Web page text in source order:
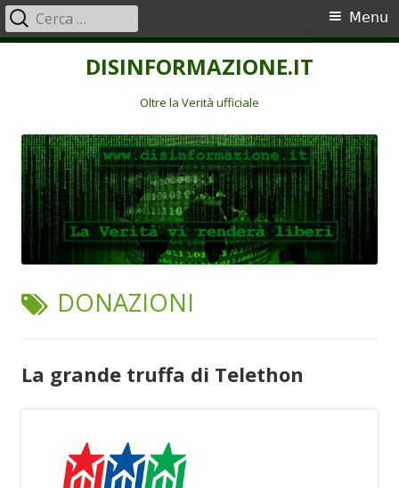
DISINFORMAZIONE.IT
Oltre la Verità ufficiale
Menu
principale
Menu
Ricerca
per:
TAG:
DONAZIONI
La grande truffa di Telethon